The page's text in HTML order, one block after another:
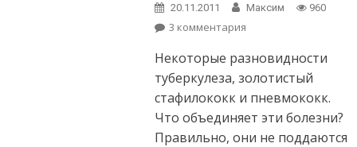
20.11.2011 Максим 960
3 комментария
неизлечимой?
Некоторые разновидности
туберкулеза, золотистый
стафилококк и пневмококк.
Что объединяет эти болезни?
Правильно, они не поддаются